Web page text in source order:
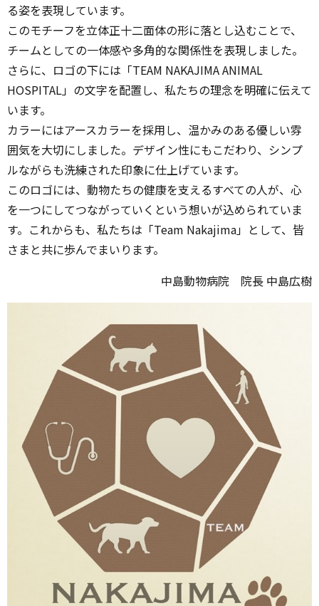
る姿を表現しています。
このモチーフを立体正十二面体の形に落とし込むことで、
チームとしての一体感や多角的な関係性を表現しました。
さらに、ロゴの下には「TEAM NAKAJIMA ANIMAL
HOSPITAL」の文字を配置し、私たちの理念を明確に伝えて
います。
カラーにはアースカラーを採用し、温かみのある優しい雰
囲気を大切にしました。デザイン性にもこだわり、シンプ
ルながらも洗練された印象に仕上げています。
このロゴには、動物たちの健康を支えるすべての人が、心
を一つにしてつながっていくという想いが込められていま
す。これからも、私たちは「Team Nakajima」として、皆
さまと共に歩んでまいります。
中島動物病院 院長 中島広樹